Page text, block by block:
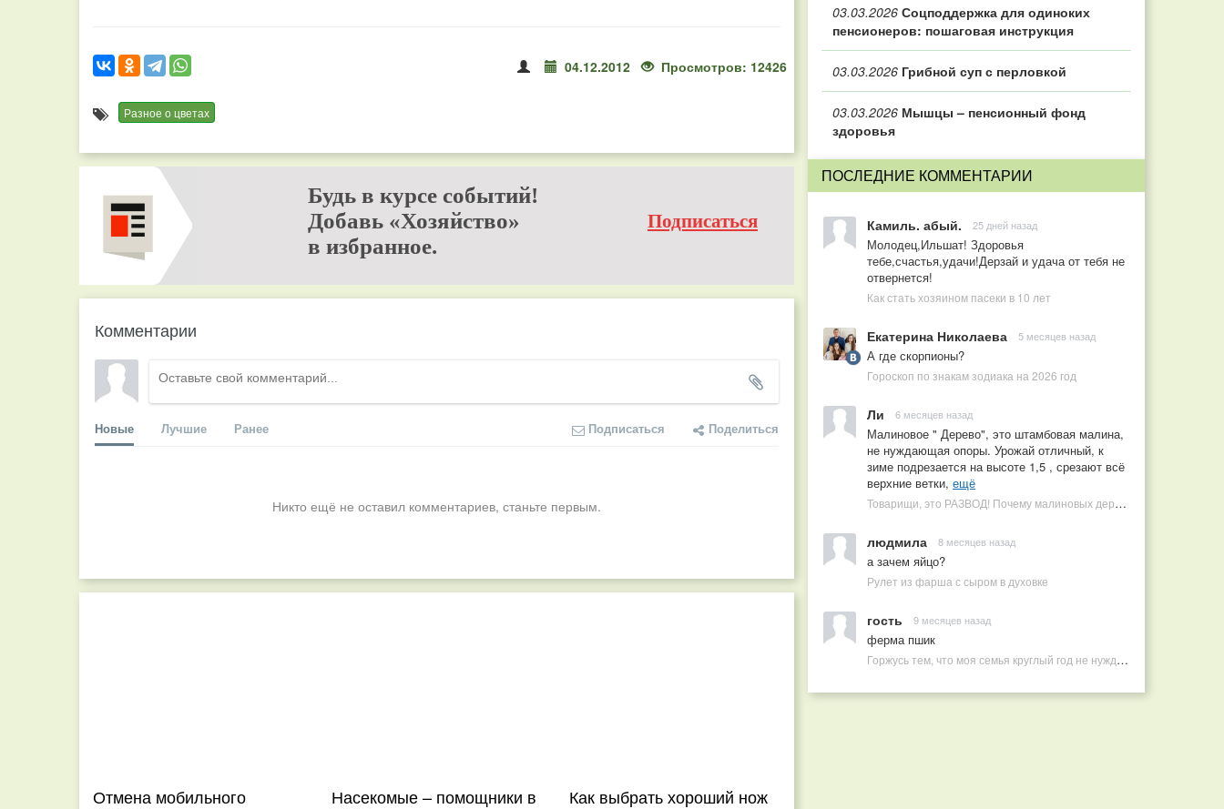
04.12.2012 Просмотров: 12426
Разное о цветах
Будь в курсе событий!
Добавь «Хозяйство»
в избранное.
Подписаться
Комментарии
Новые Лучшие Ранее Подписаться Поделиться
Никто ещё не оставил комментариев, станьте первым.
Отмена мобильного Насекомые – помощники в Как выбрать хороший нож
03.03.2026 Соцподдержка для одиноких
пенсионеров: пошаговая инструкция
03.03.2026 Грибной суп с перловкой
03.03.2026 Мышцы – пенсионный фонд
здоровья
ПОСЛЕДНИЕ КОММЕНТАРИИ
Камиль. абый. 25 дней назад
Молодец,Ильшат! Здоровья
тебе,счастья,удачи!Дерзай и удача от тебя не
отвернется!
Как стать хозяином пасеки в 10 лет
Екатерина Николаева 5 месяцев назад
А где скорпионы?
Гороскоп по знакам зодиака на 2026 год
Ли 6 месяцев назад
Малиновое " Дерево", это штамбовая малина,
не нуждающая опоры. Урожай отличный, к
зиме подрезается на высоте 1,5 , срезают всё
верхние ветки, ещё
Товарищи, это РАЗВОД! Почему малиновых деревьев не бывает, или Как ушлые продавцы наживаются на мечтах садоводов
людмила 8 месяцев назад
а зачем яйцо?
Рулет из фарша с сыром в духовке
гость 9 месяцев назад
ферма пшик
Горжусь тем, что моя семья круглый год не нуждается в покупных витаминах